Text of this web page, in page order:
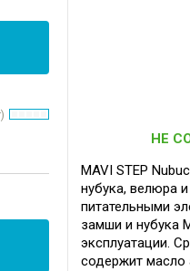
НЕ
MAVI STEP
нубука, велюра
питательными
замши и нубука
эксплуатации.
содержит масло